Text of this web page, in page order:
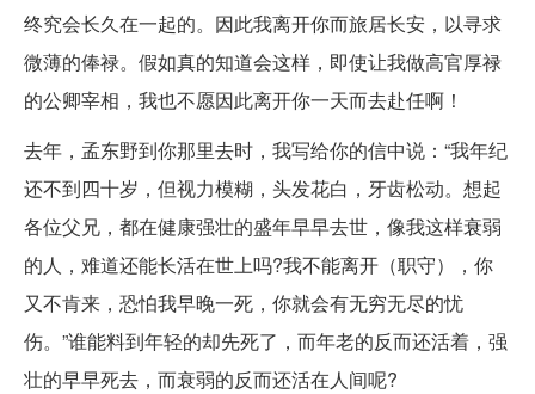
终究会长久在一起的。因此我离开你而旅居长安，以寻求
微薄的俸禄。假如真的知道会这样，即使让我做高官厚禄
的公卿宰相，我也不愿因此离开你一天而去赴任啊！
去年，孟东野到你那里去时，我写给你的信中说：“我年纪
还不到四十岁，但视力模糊，头发花白，牙齿松动。想起
各位父兄，都在健康强壮的盛年早早去世，像我这样衰弱
的人，难道还能长活在世上吗?我不能离开（职守），你
又不肯来，恐怕我早晚一死，你就会有无穷无尽的忧
伤。”谁能料到年轻的却先死了，而年老的反而还活着，强
壮的早早死去，而衰弱的反而还活在人间呢?